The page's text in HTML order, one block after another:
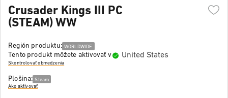
Crusader Kings III PC
(STEAM) WW
Región produktu: WORLDWIDE
Tento produkt môžete aktivovať v United States
Skontrolovať obmedzenia
Plošina: Steam
Ako aktivovať